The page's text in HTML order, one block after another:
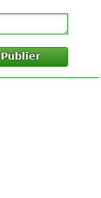
Publier